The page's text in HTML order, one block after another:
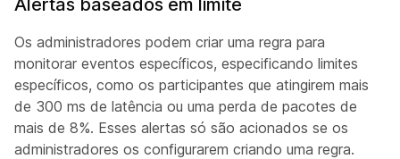
Alertas baseados em limite
Os administradores podem criar uma regra para
monitorar eventos específicos, especificando limites
específicos, como os participantes que atingirem mais
de 300 ms de latência ou uma perda de pacotes de
mais de 8%. Esses alertas só são acionados se os
administradores os configurarem criando uma regra.